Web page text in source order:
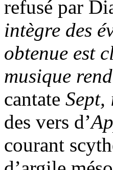
refusé par
intègre des
obtenue est
musique
cantate Sept,
des vers d’
courant